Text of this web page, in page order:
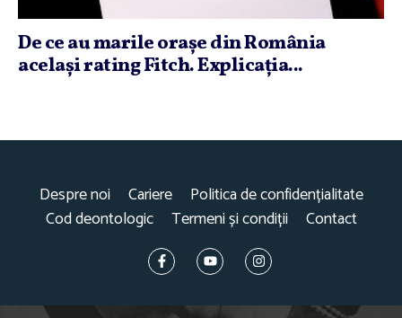
De ce au marile oraşe din România
acelaşi rating Fitch. Explicaţia...
Despre noi Cariere
Politica de confidențialitate
Cod deontologic
Termeni și condiții Contact